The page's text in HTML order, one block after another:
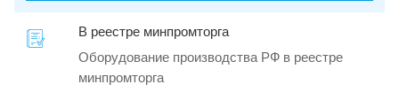
В реестре минпромторга
Оборудование производства РФ в реестре
минпромторга